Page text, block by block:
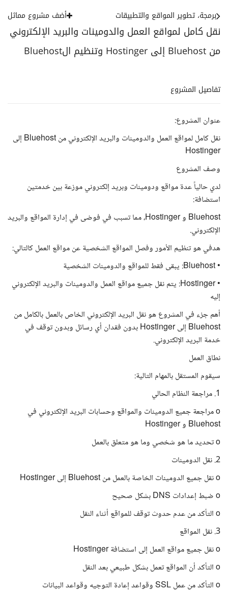
نقل كامل لمواقع العمل والدومينات والبريد الإلكتروني
من Bluehost إلى Hostinger وتنظيم الBluehost
برمجة، تطوير المواقع والتطبيقات أضف مشروع مماثل
تفاصيل المشروع
عنوان المشروع:
نقل كامل لمواقع العمل والدومينات والبريد الإلكتروني من Bluehost إلى
Hostinger
وصف المشروع
لدي حالياً عدة مواقع ودومينات وبريد إلكتروني موزعة بين خدمتين
استضافة:
Bluehost و Hostinger، مما تسبب في فوضى في إدارة المواقع والبريد
الإلكتروني.
هدفي هو تنظيم الأمور وفصل المواقع الشخصية عن مواقع العمل كالتالي:
• Bluehost: يبقى فقط للمواقع والدومينات الشخصية
• Hostinger: يتم نقل جميع مواقع العمل والدومينات والبريد الإلكتروني
إليه
أهم جزء في المشروع هو نقل البريد الإلكتروني الخاص بالعمل بالكامل من
Bluehost إلى Hostinger بدون فقدان أي رسائل وبدون توقف في
خدمة البريد الإلكتروني.
نطاق العمل
سيقوم المستقل بالمهام التالية:
1. مراجعة النظام الحالي
o مراجعة جميع الدومينات والمواقع وحسابات البريد الإلكتروني في
Bluehost و Hostinger
o تحديد ما هو شخصي وما هو متعلق بالعمل
2. نقل الدومينات
o نقل جميع الدومينات الخاصة بالعمل من Bluehost إلى Hostinger
o ضبط إعدادات DNS بشكل صحيح
o التأكد من عدم حدوث توقف للمواقع أثناء النقل
3. نقل المواقع
o نقل جميع مواقع العمل إلى استضافة Hostinger
o التأكد أن المواقع تعمل بشكل طبيعي بعد النقل
o التأكد من عمل SSL وقواعد إعادة التوجيه وقواعد البيانات